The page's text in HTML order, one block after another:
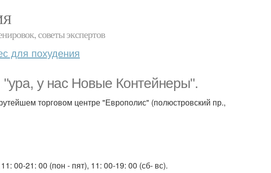
советы экспертов
для похудения
у нас Новые Контейнеры".
торговом центре "Европолис" (полюстровский пр.,
00-21: 00 (пон - пят), 11: 00-19: 00 (сб- вс).